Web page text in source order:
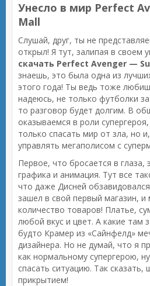
Унесло в мир Perfect
Mall
Слушай, друг, ты не
открыл! Я тут, залипая в своем
скачать Perfect Avenger —
знаешь, это была одна из
этого года! Ты ведь тоже
надеюсь, не только футболки
то разговор будет долгим. В
оказываемся в роли
только спасать мир от зла, но
управлять мегаполисом с
Первое, что бросается в глаза,
графика и анимация. Тут все
что даже Дисней
зашел в свой первый магазин, и
количество товаров! Платье,
любой вкус и цвет. А какие там
будто Крамер из «Сайнфелд»
дизайнера. Но не думай, что я
как нормальному супергерою,
спасать ситуацию. Так сказать,
прикрытием!